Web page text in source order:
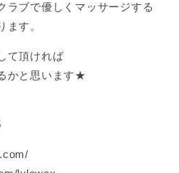
ラブで優しくマッサージする
ます。
て頂ければ
かと思います★